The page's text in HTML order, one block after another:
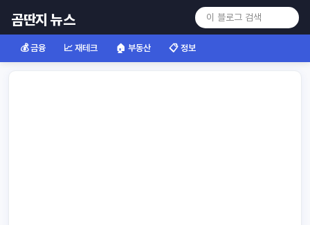
곰딴지 뉴스
💰 금융 📈 재테크 🏠 부동산 📋 정보